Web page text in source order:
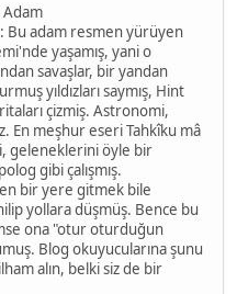
Bu adam resmen yürüyen
yaşamış, yani o
savaşlar, bir yandan
yıldızları saymış, Hint
çizmiş. Astronomi,
En meşhur eseri Tahkîku mâ
geleneklerini öyle bir
gibi çalışmış.
bir yere gitmek bile
yollara düşmüş. Bence bu
ona "otur oturduğun
Blog okuyucularına şunu
alın, belki siz de bir